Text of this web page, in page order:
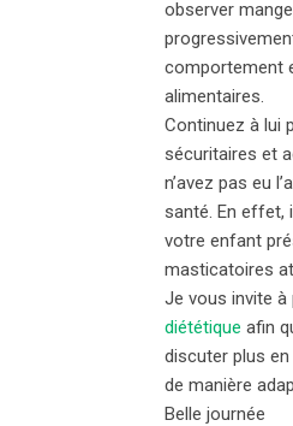
observer
comportement
alimentaires.
Continuez à lui
sécuritaires et
n’avez pas eu
santé. En effet,
votre enfant
masticatoires
Je vous invite à
diététique afin
discuter plus
de manière
Belle journée